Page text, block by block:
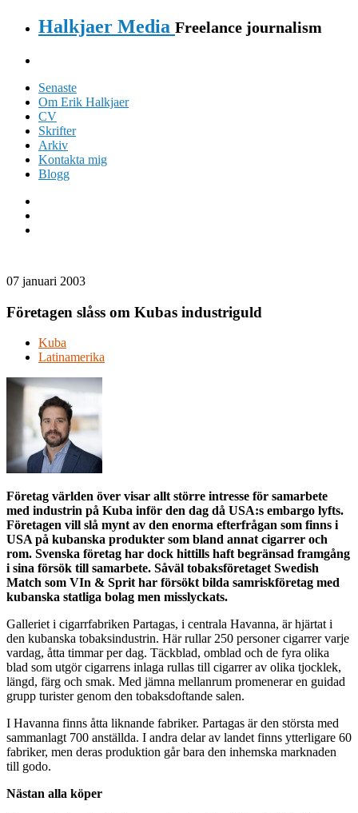
Halkjaer Media Freelance journalism
Senaste
Om Erik Halkjaer
CV
Skrifter
Arkiv
Kontakta mig
Blogg
07 januari 2003
Företagen slåss om Kubas industriguld
Kuba
Latinamerika
Företag världen över visar allt större intresse för samarbete
med industrin på Kuba inför den dag då USA:s embargo lyfts.
Företagen vill slå mynt av den enorma efterfrågan som finns i
USA på kubanska produkter som bland annat cigarrer och
rom. Svenska företag har dock hittills haft begränsad framgång
i sina försök till samarbete. Såväl tobaksföretaget Swedish
Match som VIn & Sprit har försökt bilda samriskföretag med
kubanska statliga bolag men misslyckats.
Galleriet i cigarrfabriken Partagas, i centrala Havanna, är hjärtat i
den kubanska tobaksindustrin. Här rullar 250 personer cigarrer varje
vardag, åtta timmar per dag. Täckblad, omblad och de fyra olika
blad som utgör cigarrens inlaga rullas till cigarrer av olika tjocklek,
längd, färg och smak. Med jämna mellanrum promenerar en guidad
grupp turister genom den tobaksdoftande salen.
I Havanna finns åtta liknande fabriker. Partagas är den största med
sammanlagt 700 anställda. I andra delar av landet finns ytterligare 60
fabriker, men deras produktion går bara den inhemska marknaden
till godo.
Nästan alla köper